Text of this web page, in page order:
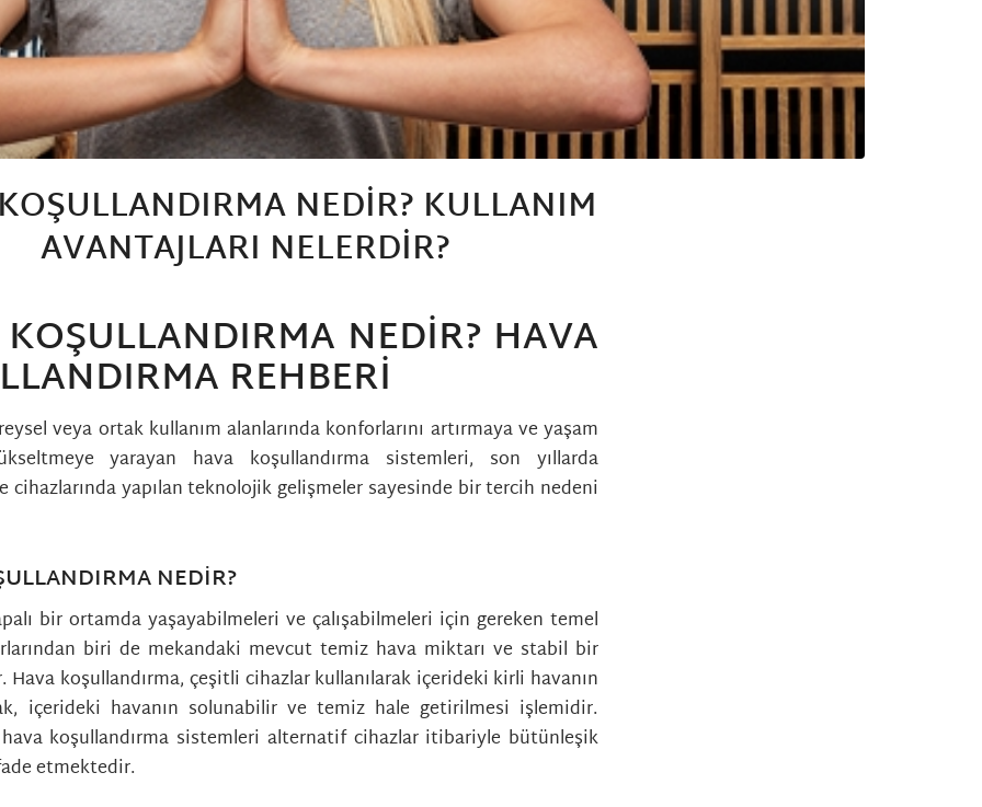
NEDIR? KULLANIM
AVANTAJLARI NELERDIR?
NEDIR? HAVA
REHBERI
veya ortak kullanım alanlarında konforlarını artırmaya ve yaşam
yarayan hava koşullandırma sistemleri, son yıllarda
cihazlarında yapılan teknolojik gelişmeler sayesinde bir tercih nedeni
NEDIR?
bir ortamda yaşayabilmeleri ve çalışabilmeleri için gereken temel
biri de mekandaki mevcut temiz hava miktarı ve stabil bir
Hava koşullandırma, çeşitli cihazlar kullanılarak içerideki kirli havanın
içerideki havanın solunabilir ve temiz hale getirilmesi işlemidir.
koşullandırma sistemleri alternatif cihazlar itibariyle bütünleşik
etmektedir.